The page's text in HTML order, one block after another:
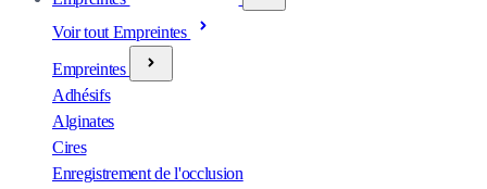
Voir tout Empreintes
Empreintes
Adhésifs
Alginates
Cires
Enregistrement de l'occlusion